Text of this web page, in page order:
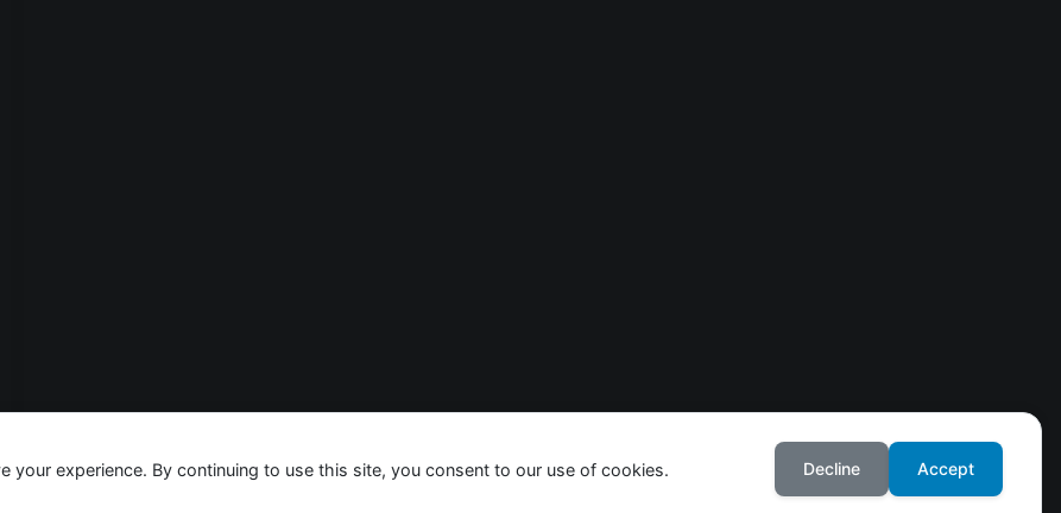
experience. By continuing to use this site, you consent to our use of cookies. Decline Accept